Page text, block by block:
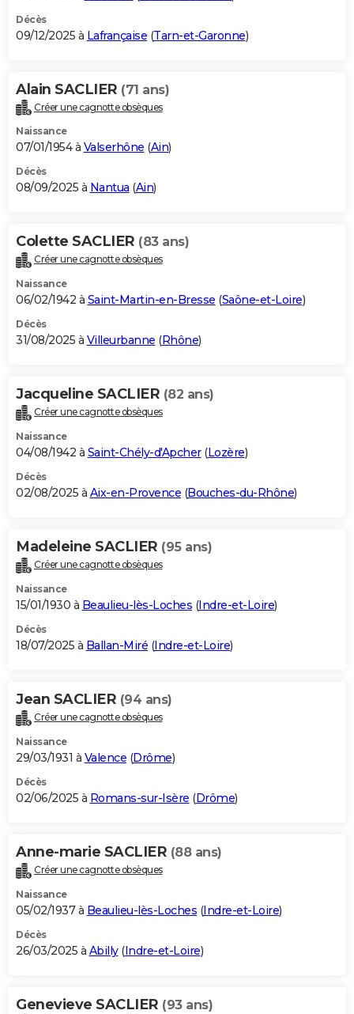
Décès
09/12/2025 à Lafrançaise (Tarn-et-Garonne)
Alain SACLIER (71 ans)
Créer une cagnotte obsèques
Naissance
07/01/1954 à Valserhône (Ain)
Décès
08/09/2025 à Nantua (Ain)
Colette SACLIER (83 ans)
Créer une cagnotte obsèques
Naissance
06/02/1942 à Saint-Martin-en-Bresse (Saône-et-Loire)
Décès
31/08/2025 à Villeurbanne (Rhône)
Jacqueline SACLIER (82 ans)
Créer une cagnotte obsèques
Naissance
04/08/1942 à Saint-Chély-d'Apcher(Lozère)
Décès
02/08/2025 à Aix-en-Provence (Bouches-du-Rhône)
Madeleine SACLIER (95 ans)
Créer une cagnotte obsèques
Naissance
15/01/1930 à Beaulieu-lès-Loches (Indre-et-Loire)
Décès
18/07/2025 à Ballan-Miré (Indre-et-Loire)
Jean SACLIER (94 ans)
Créer une cagnotte obsèques
Naissance
29/03/1931 à Valence (Drôme)
Décès
02/06/2025 à Romans-sur-Isère (Drôme)
Anne-marie SACLIER (88 ans)
Créer une cagnotte obsèques
Naissance
05/02/1937 à Beaulieu-lès-Loches (Indre-et-Loire)
Décès
26/03/2025 à Abilly(Indre-et-Loire)
Genevieve SACLIER (93 ans)